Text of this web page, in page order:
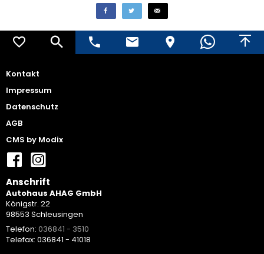
Kontakt
Impressum
Datenschutz
AGB
CMS by Modix
Anschrift
Autohaus AHAG GmbH
Königstr. 22
98553 Schleusingen
Telefon: 036841 - 3510
Telefax: 036841 - 41018